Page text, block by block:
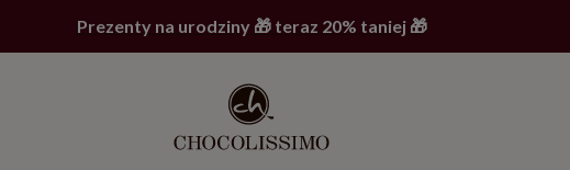
Prezenty na urodziny 🎁 teraz 20% taniej 🎁